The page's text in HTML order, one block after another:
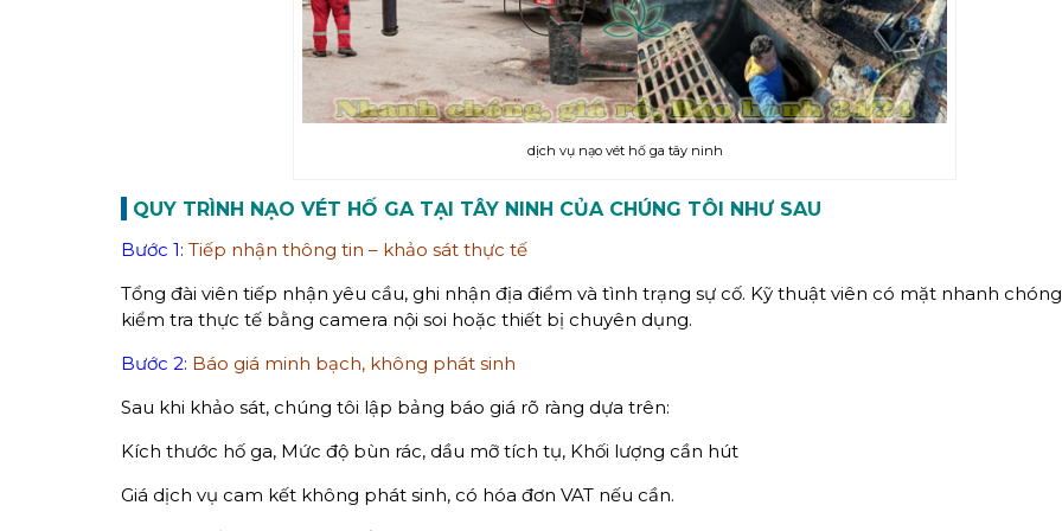
dịch vụ nạo vét hố ga tây ninh
QUY TRÌNH NẠO VÉT HỐ GA TẠI TÂY NINH CỦA CHÚNG TÔI NHƯ SAU
Bước 1: Tiếp nhận thông tin – khảo sát thực tế
Tổng đài viên tiếp nhận yêu cầu, ghi nhận địa điểm và tình trạng sự cố. Kỹ thuật viên có mặt nhanh
kiểm tra thực tế bằng camera nội soi hoặc thiết bị chuyên dụng.
Bước 2: Báo giá minh bạch, không phát sinh
Sau khi khảo sát, chúng tôi lập bảng báo giá rõ ràng dựa trên:
Kích thước hố ga, Mức độ bùn rác, dầu mỡ tích tụ, Khối lượng cần hút
Giá dịch vụ cam kết không phát sinh, có hóa đơn VAT nếu cần.